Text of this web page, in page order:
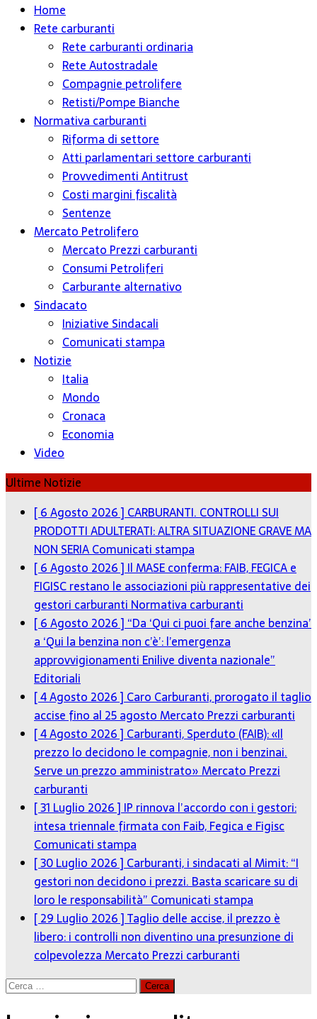
Home
Rete carburanti
Rete carburanti ordinaria
Rete Autostradale
Compagnie petrolifere
Retisti/Pompe Bianche
Normativa carburanti
Riforma di settore
Atti parlamentari settore carburanti
Provvedimenti Antitrust
Costi margini fiscalità
Sentenze
Mercato Petrolifero
Mercato Prezzi carburanti
Consumi Petroliferi
Carburante alternativo
Sindacato
Iniziative Sindacali
Comunicati stampa
Notizie
Italia
Mondo
Cronaca
Economia
Video
Ultime Notizie
[ 6 Agosto 2026 ] CARBURANTI. CONTROLLI SUI
PRODOTTI ADULTERATI: ALTRA SITUAZIONE GRAVE MA
NON SERIAComunicati stampa
[ 6 Agosto 2026 ] Il MASE conferma: FAIB, FEGICA e
FIGISC restano le associazioni più rappresentative dei
gestori carburanti Normativa carburanti
[ 6 Agosto 2026 ] “Da ‘Qui ci puoi fare anche benzina’
a ‘Qui la benzina non c’è’: l’emergenza
approvvigionamenti Enilive diventa nazionale”
Editoriali
[ 4 Agosto 2026 ] Caro Carburanti, prorogato il taglio
accise fino al 25 agostoMercato Prezzi carburanti
[ 4 Agosto 2026 ] Carburanti, Sperduto (FAIB): «Il
prezzo lo decidono le compagnie, non i benzinai.
Serve un prezzo amministrato»Mercato Prezzi
carburanti
[ 31 Luglio 2026 ] IP rinnova l’accordo con i gestori:
intesa triennale firmata con Faib, Fegica e Figisc
Comunicati stampa
[ 30 Luglio 2026 ] Carburanti, i sindacati al Mimit: “I
gestori non decidono i prezzi. Basta scaricare su di
loro le responsabilità” Comunicati stampa
[ 29 Luglio 2026 ]Taglio delle accise, il prezzo è
libero: i controlli non diventino una presunzione di
colpevolezzaMercato Prezzi carburanti
Ricerca